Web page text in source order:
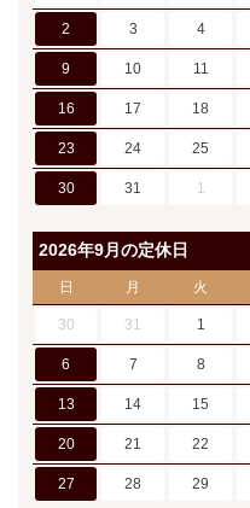
2 3 4
9 10 11
16 17 18
23 24 25
30 31 1
2026年9月の定休日
日 月 火
30 31 1
6 7 8
13 14 15
20 21 22
27 28 29